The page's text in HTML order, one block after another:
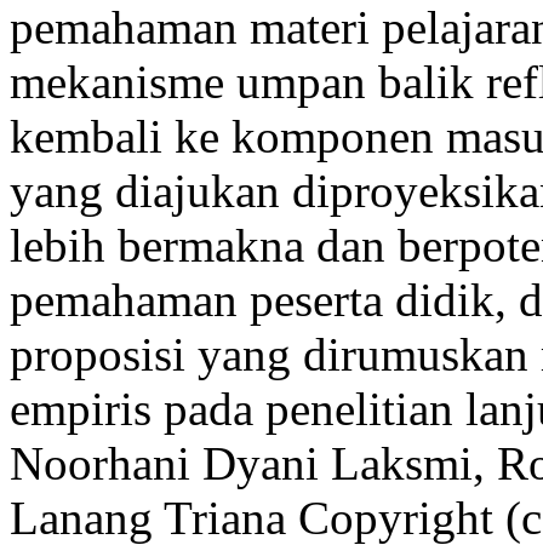
pemahaman materi
mekanisme umpan balik
kembali ke komponen
yang diajukan
lebih bermakna dan
pemahaman peserta didik,
proposisi yang
empiris pada penelitian
Noorhani Dyani Laksmi,
Lanang Triana Copyright